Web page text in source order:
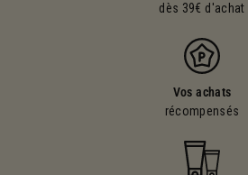
dès 39€ d'achat
Vos achats
récompensés